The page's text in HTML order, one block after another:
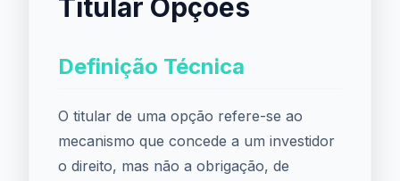
Titular Opções
Definição Técnica
O titular de uma opção refere-se ao
mecanismo que concede a um investidor
o direito, mas não a obrigação, de